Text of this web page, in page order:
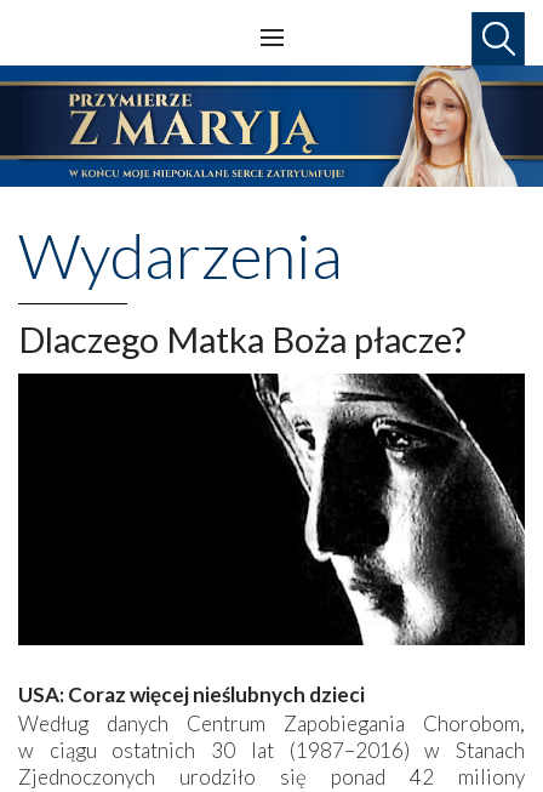
Wydarzenia
Dlaczego Matka Boża płacze?
USA: Coraz więcej nieślubnych dzieci
Według danych Centrum Zapobiegania Chorobom,
w ciągu ostatnich 30 lat (1987–2016) w Stanach
Zjednoczonych urodziło się ponad 42 miliony